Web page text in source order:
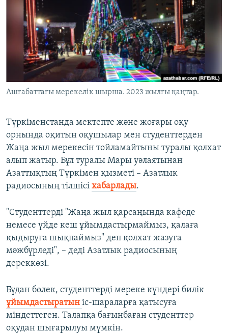
Русский
ЖАЗЫЛЫҢЫЗ
Басқа тілдерде
Ашғабаттағы мерекелік шырша. 2023 жылғы қаңтар.
Түркіменстанда мектепте және жоғары оқу
орнында оқитын оқушылар мен студенттерден
Жаңа жыл мерекесін тойламайтыны туралы қолхат
алып жатыр. Бұл туралы Мары уәлаятынан
Азаттықтың Түркімен қызметі – Азатлык
радиосының тілшісі хабарлады.
"Студенттерді "Жаңа жыл қарсаңында кафеде
немесе үйде кеш ұйымдастырмаймыз, қалаға
қыдыруға шықпаймыз" деп қолхат жазуға
мәжбүрледі", – деді Азатлык радиосының
дереккөзі.
Бұдан бөлек, студенттерді мереке күндері билік
ұйымдастыратын іс-шараларға қатысуға
міндеттеген. Талапқа бағынбаған студенттер
оқудан шығарылуы мүмкін.